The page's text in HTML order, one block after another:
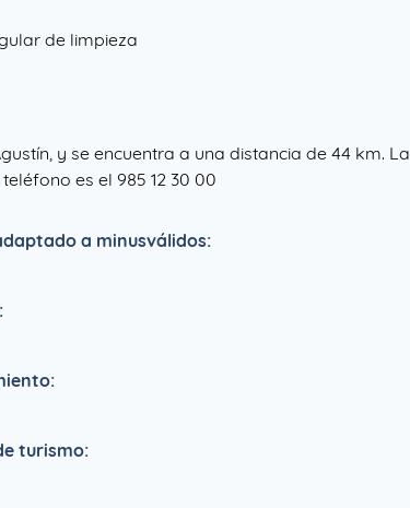
de limpieza
y se encuentra a una distancia de 44 km. La
es el 985 12 30 00
a minusválidos:
turismo: